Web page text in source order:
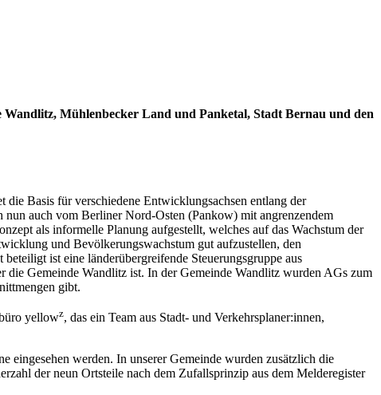
Mühlenbecker Land und Panketal, Stadt Bernau und den
Basis für verschiedene Entwicklungsachsen entlang der
auch vom Berliner Nord-Osten (Pankow) mit angrenzendem
als informelle Planung aufgestellt, welches auf das Wachstum der
und Bevölkerungswachstum gut aufzustellen, den
ist eine länderübergreifende Steuerungsgruppe aus
die Gemeinde Wandlitz ist. In der Gemeinde Wandlitz wurden AGs zum
gibt.
yellowz, das ein Team aus Stadt- und Verkehrsplaner:innen,
werden. In unserer Gemeinde wurden zusätzlich die
der neun Ortsteile nach dem Zufallsprinzip aus dem Melderegister